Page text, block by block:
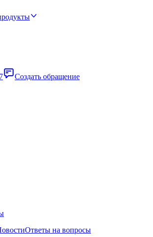
Создать обращение
Ответы на вопросы